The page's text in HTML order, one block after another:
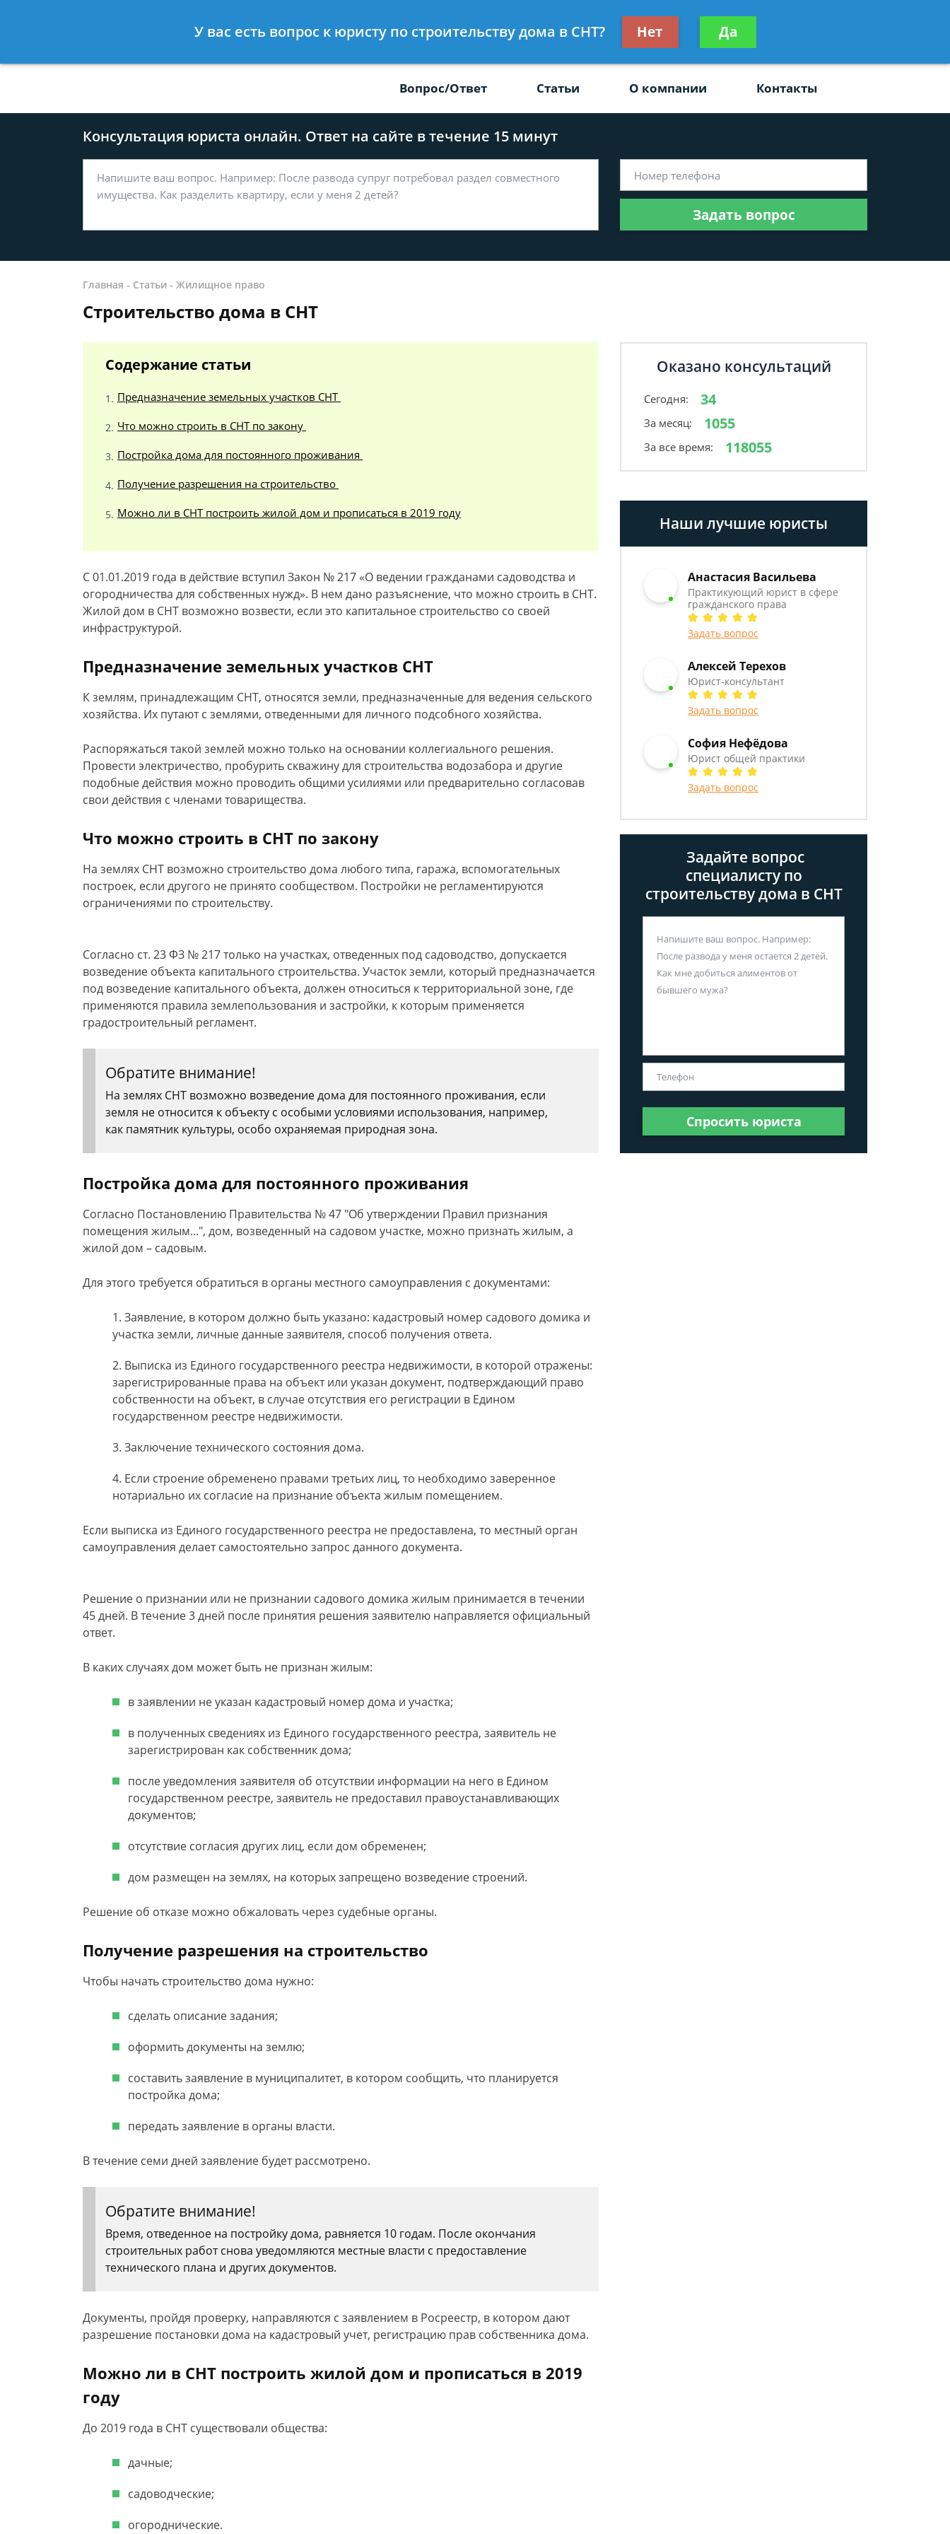
8 499-577-04-56 8 812 509-27-47
Получите консультацию
бесплатно
Задать вопрос
Вопрос/Ответ Статьи О компании Контакты
Консультация юриста онлайн. Ответ на сайте в течение 15 минут
Задать вопрос
Главная - Статьи - Жилищное право
Строительство дома в СНТ
Содержание статьи
Предназначение земельных участков СНТ
Что можно строить в СНТ по закону
Постройка дома для постоянного проживания
Получение разрешения на строительство
Можно ли в СНТ построить жилой дом и прописаться в 2019 году
С 01.01.2019 года в действие вступил Закон № 217 «О ведении гражданами садоводства и
огородничества для собственных нужд». В нем дано разъяснение, что можно строить в СНТ.
Жилой дом в СНТ возможно возвести, если это капитальное строительство со своей
инфраструктурой.
Предназначение земельных участков СНТ
К землям, принадлежащим СНТ, относятся земли, предназначенные для ведения сельского
хозяйства. Их путают с землями, отведенными для личного подсобного хозяйства.
Распоряжаться такой землей можно только на основании коллегиального решения.
Провести электричество, пробурить скважину для строительства водозабора и другие
подобные действия можно проводить общими усилиями или предварительно согласовав
свои действия с членами товарищества.
Что можно строить в СНТ по закону
На землях СНТ возможно строительство дома любого типа, гаража, вспомогательных
построек, если другого не принято сообществом. Постройки не регламентируются
ограничениями по строительству.
Согласно ст. 23 ФЗ № 217 только на участках, отведенных под садоводство, допускается
возведение объекта капитального строительства. Участок земли, который предназначается
под возведение капитального объекта, должен относиться к территориальной зоне, где
применяются правила землепользования и застройки, к которым применяется
градостроительный регламент.
Обратите внимание!
На землях СНТ возможно возведение дома для постоянного проживания, если
земля не относится к объекту с особыми условиями использования, например,
как памятник культуры, особо охраняемая природная зона.
Постройка дома для постоянного проживания
Согласно Постановлению Правительства № 47 "Об утверждении Правил признания
помещения жилым...", дом, возведенный на садовом участке, можно признать жилым, а
жилой дом – садовым.
Для этого требуется обратиться в органы местного самоуправления с документами:
Заявление, в котором должно быть указано: кадастровый номер садового домика и
участка земли, личные данные заявителя, способ получения ответа.
Выписка из Единого государственного реестра недвижимости, в которой отражены:
зарегистрированные права на объект или указан документ, подтверждающий право
собственности на объект, в случае отсутствия его регистрации в Едином
государственном реестре недвижимости.
Заключение технического состояния дома.
Если строение обременено правами третьих лиц, то необходимо заверенное
нотариально их согласие на признание объекта жилым помещением.
Если выписка из Единого государственного реестра не предоставлена, то местный орган
самоуправления делает самостоятельно запрос данного документа.
Решение о признании или не признании садового домика жилым принимается в течении
45 дней. В течение 3 дней после принятия решения заявителю направляется официальный
ответ.
В каких случаях дом может быть не признан жилым:
в заявлении не указан кадастровый номер дома и участка;
в полученных сведениях из Единого государственного реестра, заявитель не
зарегистрирован как собственник дома;
после уведомления заявителя об отсутствии информации на него в Едином
государственном реестре, заявитель не предоставил правоустанавливающих
документов;
отсутствие согласия других лиц, если дом обременен;
дом размещен на землях, на которых запрещено возведение строений.
Решение об отказе можно обжаловать через судебные органы.
Получение разрешения на строительство
Чтобы начать строительство дома нужно:
сделать описание задания;
оформить документы на землю;
составить заявление в муниципалитет, в котором сообщить, что планируется
постройка дома;
передать заявление в органы власти.
В течение семи дней заявление будет рассмотрено.
Обратите внимание!
Время, отведенное на постройку дома, равняется 10 годам. После окончания
строительных работ снова уведомляются местные власти с предоставление
технического плана и других документов.
Документы, пройдя проверку, направляются с заявлением в Росреестр, в котором дают
разрешение постановки дома на кадастровый учет, регистрацию прав собственника дома.
Можно ли в СНТ построить жилой дом и прописаться в 2019
году
До 2019 года в СНТ существовали общества:
дачные;
садоводческие;
огороднические.
Оказано консультаций
Сегодня: 34
За месяц: 1055
За все время: 118055
Наши лучшие юристы
Анастасия Васильева
Практикующий юрист в сфере
гражданского права
Задать вопрос
Алексей Терехов
Юрист-консультант
Задать вопрос
София Нефёдова
Юрист общей практики
Задать вопрос
Задайте вопрос
специалисту по
строительству дома в СНТ
Спросить юриста
У вас есть вопрос к юристу по строительству дома в СНТ? Нет Да